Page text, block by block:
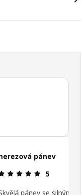
5 hvězdičky/hvězdiček
hvězdičky/hvězdiček
pánev
5
pánev se silným